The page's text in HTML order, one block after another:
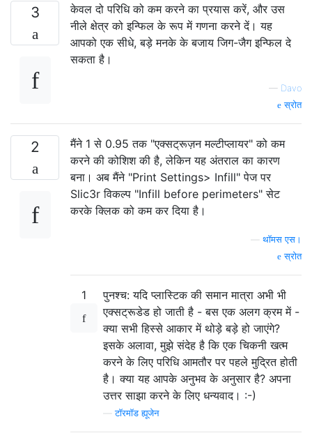
3
केवल दो परिधि को कम करने का प्रयास करें, और उस
नीले क्षेत्र को इन्फिल के रूप में गणना करने दें। यह
आपको एक सीधे, बड़े मनके के बजाय जिग-जैग इन्फिल दे
सकता है।
— Davo
स्रोत
2
मैंने 1 से 0.95 तक "एक्सट्रूज़न मल्टीप्लायर" को कम
करने की कोशिश की है, लेकिन यह अंतराल का कारण
बना। अब मैंने "Print Settings> Infill" पेज पर
Slic3r विकल्प "Infill before perimeters" सेट
करके क्लिक को कम कर दिया है।
थॉमस एस।
स्रोत
1
पुनश्च: यदि प्लास्टिक की समान मात्रा अभी भी
एक्सट्रूडेड हो जाती है - बस एक अलग क्रम में -
क्या सभी हिस्से आकार में थोड़े बड़े हो जाएंगे?
इसके अलावा, मुझे संदेह है कि एक चिकनी खत्म
करने के लिए परिधि आमतौर पर पहले मुद्रित होती
है। क्या यह आपके अनुभव के अनुसार है? अपना
उत्तर साझा करने के लिए धन्यवाद। :-)
—टॉरमॉड ह्यूजेन